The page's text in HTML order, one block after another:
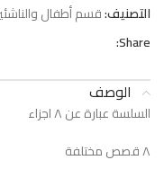
التصنيف:قسم أطفال
Share:
الوصف
السلسة عبارة عن ٨ اجزاء
٨ قصص مختلفة